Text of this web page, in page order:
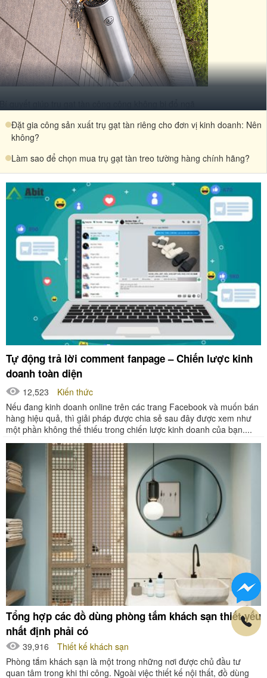
Đặt gia công sản xuất trụ gạt tàn riêng cho đơn vị kinh doanh: Nên
không?
Làm sao để chọn mua trụ gạt tàn treo tường hàng chính hãng?
Tự động trả lời comment fanpage – Chiến lược kinh
doanh toàn diện
12,523
Kiến thức
Nếu đang kinh doanh online trên các trang Facebook và muốn bán
hàng hiệu quả, thì giải pháp được chia sẻ sau đây được xem như
một phần không thể thiếu trong chiến lược kinh doanh của bạn....
Tổng hợp các đồ dùng phòng tắm khách sạn thiết yếu
nhất định phải có
39,916
Thiết kế khách sạn
Phòng tắm khách sạn là một trong những nơi được chủ đầu tư
quan tâm trong khi thi công. Ngoài việc thiết kế nội thất, đồ dùng